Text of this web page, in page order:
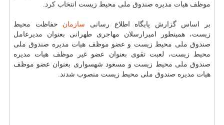
موظف هیات مدیره صندوق ملی محیط زیست انتخاب كرد.
بر اساس گزارش پایگاه اطلاع رسانی سازمان حفاظت محیط
زیست، همینطور امیرارسلان مهاجری طهرانی بعنوان مدیرعامل
صندوق ملی محیط زیست و عضو موظف هیات مدیره صندوق ملی
محیط زیست، لعبت تقوی بعنوان عضو غیر موظف هیات مدیره
صندوق ملی محیط زیست و مسعود شهسواری بعنوان عضو موظف
هیات مدیره صندوق ملی محیط زیست منصوب شدند.